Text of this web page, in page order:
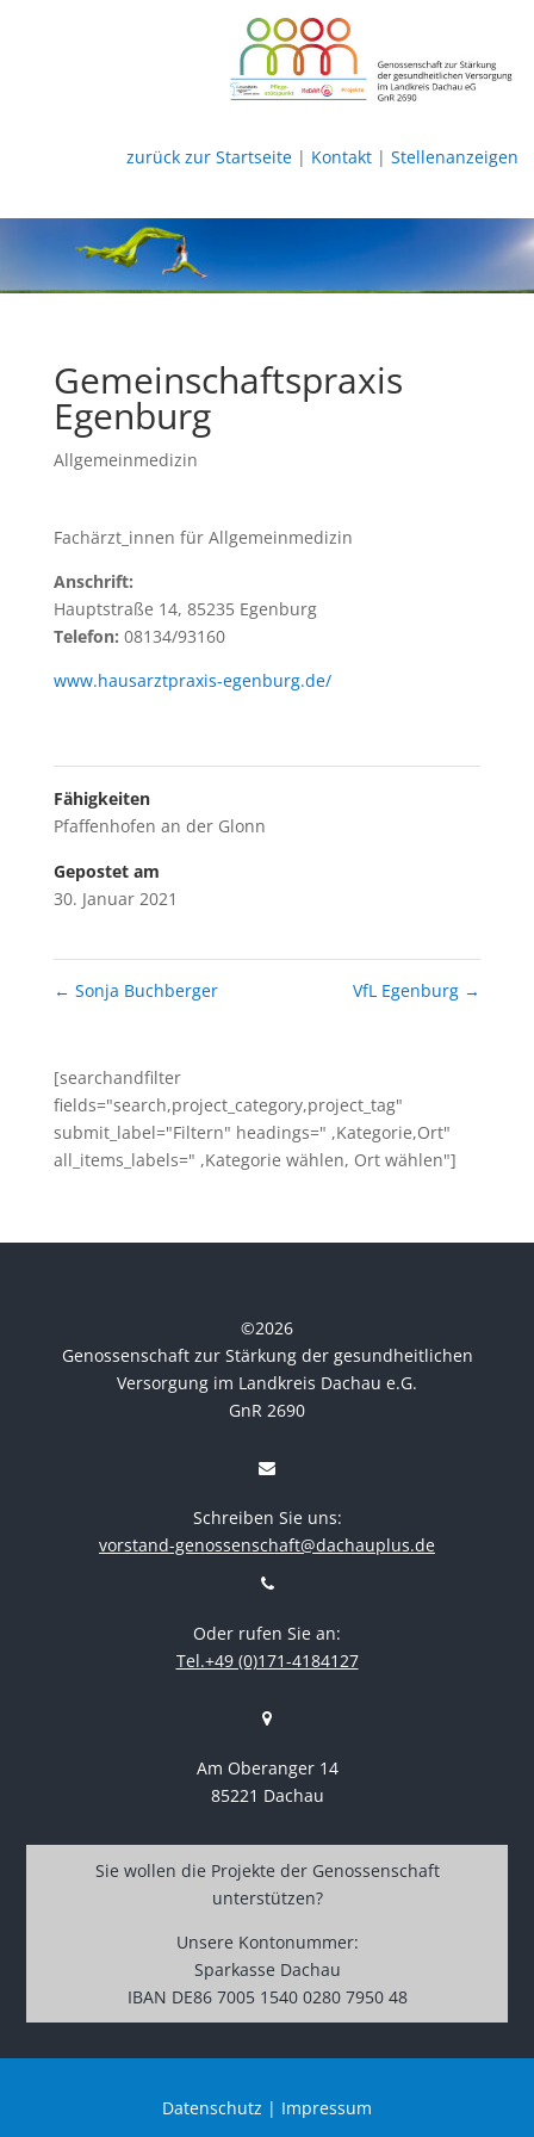
zurück zur Startseite| Kontakt| Stellenanzeigen
Gemeinschaftspraxis
Egenburg
Allgemeinmedizin
Fachärzt_innen für Allgemeinmedizin
Anschrift:
Hauptstraße 14, 85235 Egenburg
Telefon: 08134/93160
www.hausarztpraxis-egenburg.de/
Fähigkeiten
Pfaffenhofen an der Glonn
Gepostet am
30. Januar 2021
← Sonja Buchberger VfL Egenburg →
[searchandfilter
fields="search,project_category,project_tag"
submit_label="Filtern" headings=" ,Kategorie,Ort"
all_items_labels=" ,Kategorie wählen, Ort wählen"]
©2026
Genossenschaft zur Stärkung der gesundheitlichen
Versorgung im Landkreis Dachau e.G.
GnR 2690
Schreiben Sie uns:
vorstand-genossenschaft@dachauplus.de
Oder rufen Sie an:
Tel.+49 (0)171-4184127
Am Oberanger 14
85221 Dachau
Sie wollen die Projekte der Genossenschaft
unterstützen?
Unsere Kontonummer:
Sparkasse Dachau
IBAN DE86 7005 1540 0280 7950 48
Datenschutz | Impressum